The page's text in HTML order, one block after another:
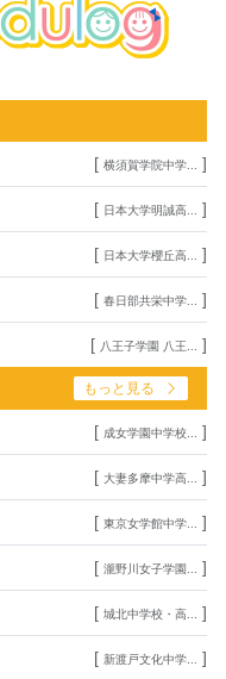
[ 横須賀学院中学... ]
[ 日本大学明誠高... ]
[ 日本大学櫻丘高... ]
[ 春日部共栄中学... ]
[ 八王子学園 八王... ]
もっと見る
[ 成女学園中学校... ]
[ 大妻多摩中学高... ]
[ 東京女学館中学... ]
[ 瀧野川女子学園... ]
[ 城北中学校・高... ]
[ 新渡戸文化中学... ]